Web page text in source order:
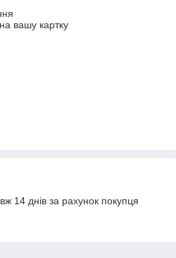
вашу картку
14 днів за рахунок покупця